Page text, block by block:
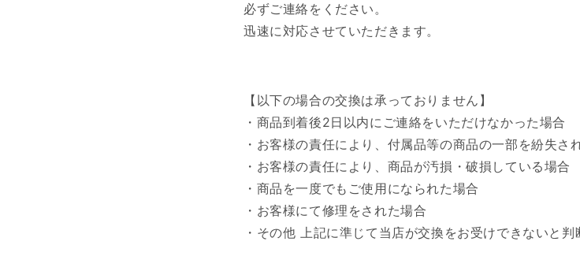
必ずご連絡をください。
迅速に対応させていただきます。
【以下の場合の交換は承っておりません】
・商品到着後2日以内にご連絡をいただけなかった場合
・お客様の責任により、付属品等の商品の一部を紛失さ
・お客様の責任により、商品が汚損・破損している場合
・商品を一度でもご使用になられた場合
・お客様にて修理をされた場合
・その他 上記に準じて当店が交換をお受けできないと判